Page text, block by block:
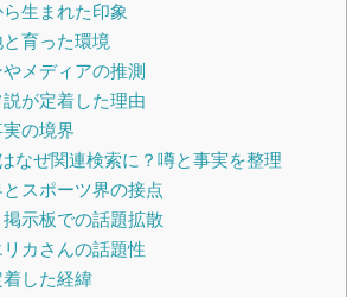
生まれた印象
育った環境
メディアの推測
が定着した理由
の境界
なぜ関連検索に？噂と事実を整理
スポーツ界の接点
示板での話題拡散
カさんの話題性
した経緯